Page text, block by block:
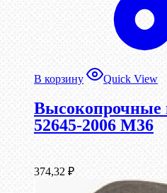
В корзину Quick View
52645-2006 М36
374,32 ₽